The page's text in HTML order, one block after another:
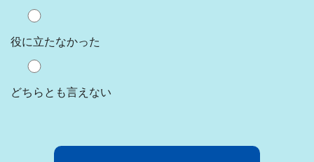
役に立たなかった
どちらとも言えない